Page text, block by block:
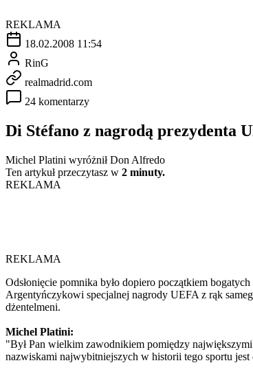
REKLAMA
18.02.2008 11:54
RinG
realmadrid.com
24 komentarzy
Di Stéfano z nagrodą prezydenta
Michel Platini wyróżnił Don Alfredo
Ten artykuł przeczytasz w 2 minuty.
REKLAMA
REKLAMA
Odsłonięcie pomnika było dopiero początkiem
Argentyńczykowi specjalnej nagrody UEFA z rąk
dżentelmeni.
Michel Platini:
"Był Pan wielkim zawodnikiem pomiędzy
nazwiskami najwybitniejszych w historii tego sportu